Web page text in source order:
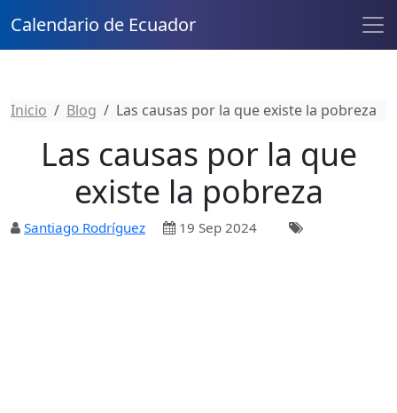
Calendario de Ecuador
Inicio Blog Las causas por la que existe la pobreza
Las causas por la que
existe la pobreza
Santiago Rodríguez 19 Sep 2024